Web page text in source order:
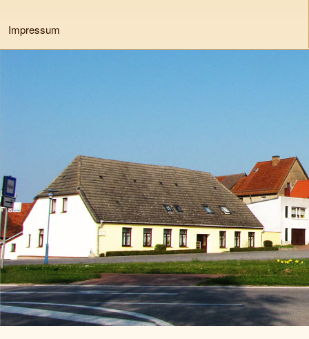
Impressum